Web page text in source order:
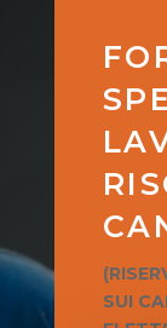
SUI